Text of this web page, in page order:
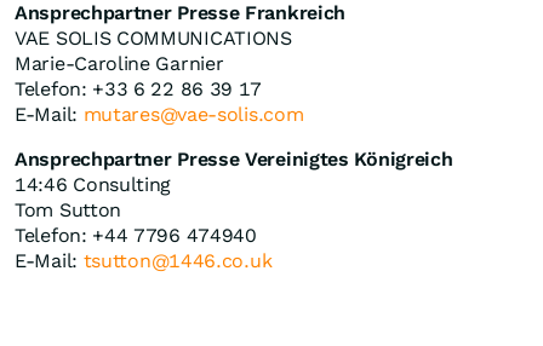
Ansprechpartner Presse Frankreich
VAE SOLIS COMMUNICATIONS
Marie-Caroline Garnier
Telefon: +33 6 22 86 39 17
E-Mail: mutares@vae-solis.com
Ansprechpartner Presse Vereinigtes Königreich
14:46 Consulting
Tom Sutton
Telefon: +44 7796 474940
E-Mail: tsutton@1446.co.uk